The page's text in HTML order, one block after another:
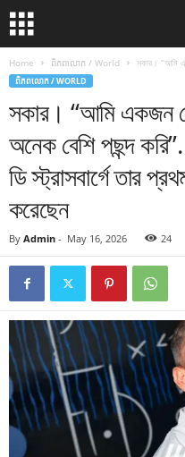
Home ពិភពលោក / World সকার। “আমি
ពិភពលោក / WORLD
সকার। “আমি একজন
অনেক বেশি পছন্দ
ডি স্ট্রাসবার্গে তার
করেছেন
By Admin - May 16, 2026 24